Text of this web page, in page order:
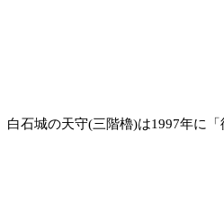
白石城の天守(三階櫓)は1997年に「